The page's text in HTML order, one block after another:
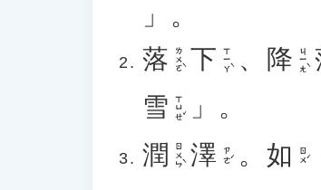
」。
落 ㄌㄨㄛˋ 下 ㄒㄧㄚˋ 、 降 ㄐㄧㄤˋ
雪 ㄒㄩㄝˇ
」。
潤 ㄖㄨㄣˋ 澤 ㄗㄜˊ 。 如 ㄖㄨˊ